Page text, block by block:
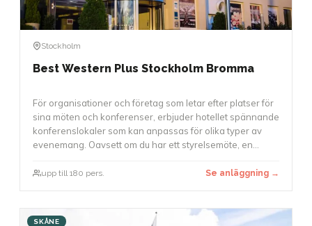
Stockholm
Best Western Plus Stockholm Bromma
För organisationer och företag som letar efter platser för
sina möten och konferenser, erbjuder hotellet spännande
konferenslokaler som kan anpassas för olika typer av
evenemang. Oavsett om du har ett styrelsemöte, en
deltagare, finns det möjligheter att använda.
som passar bäst för ditt evenemang.
upp till 180 pers. Se anläggning →
SKÅNE